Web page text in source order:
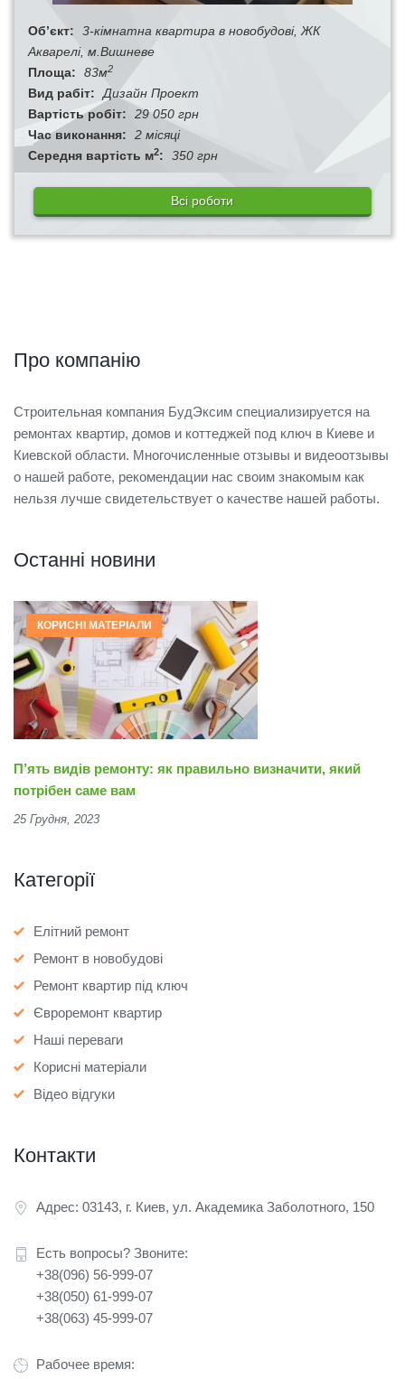
Об’єкт:
3-кімнатна квартира в новобудові, ЖК
Акварелі, м.Вишневе
Площа:
83м2
Вид рабіт:
Дизайн Проект
Вартість робіт:
29 050 грн
Час виконання:
2 місяці
Середня вартість м2: 350 грн
Всі роботи
Про компанію
Строительная компания БудЭксим специализируется на
ремонтах квартир, домов и коттеджей под ключ в Киеве и
Киевской области. Многочисленные отзывы и видеоотзывы
о нашей работе, рекомендации нас своим знакомым как
нельзя лучше свидетельствует о качестве нашей работы.
Останні новини
КОРИСНІ МАТЕРІАЛИ
П’ять видів ремонту: як правильно визначити, який
потрібен саме вам
25 Грудня, 2023
Категорії
Елітний ремонт
Ремонт в новобудові
Ремонт квартир під ключ
Євроремонт квартир
Наші переваги
Корисні матеріали
Відео відгуки
Контакти
Адрес: 03143, г. Киев, ул. Академика Заболотного, 150
Есть вопросы? Звоните:
+38(096) 56-999-07
+38(050) 61-999-07
+38(063) 45-999-07
Рабочее время: